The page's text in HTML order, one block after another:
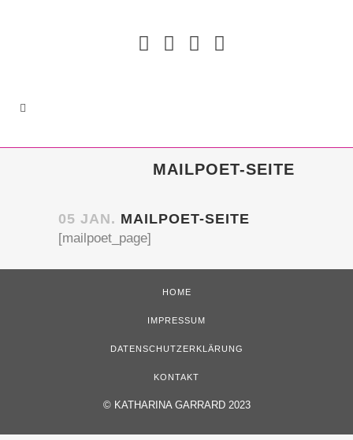
MAILPOET-SEITE
05 JAN. MAILPOET-SEITE
[mailpoet_page]
HOME
IMPRESSUM
DATENSCHUTZERKLÄRUNG
KONTAKT
© KATHARINA GARRARD 2023